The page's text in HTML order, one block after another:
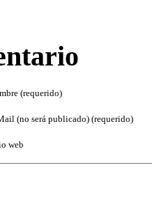
(requerido)
(no será publicado) (requerido)
web